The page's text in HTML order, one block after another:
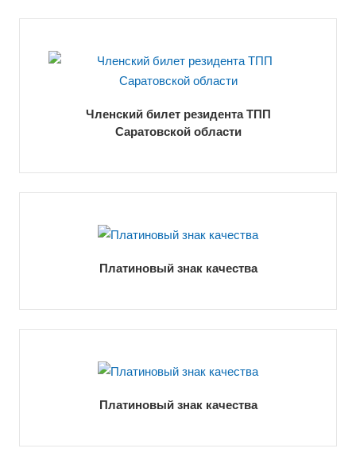
Членский билет резидента ТПП
Саратовской области
Платиновый знак качества
Платиновый знак качества